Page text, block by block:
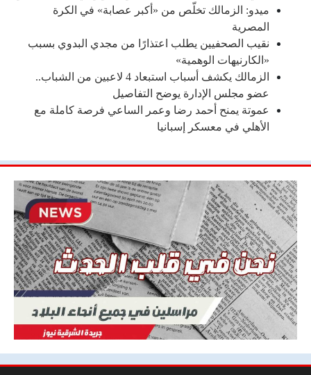
ميدو: الزمالك تخلّص من «أكبر عصابة» في الكرة
المصرية
نقيب الصحفيين يطلب اعتذارًا من مجدي البدوي بسبب
«الكارنيهات الوهمية»
الزمالك يكشف أسباب استبعاد 4 لاعبين من الشباب..
عضو مجلس الإدارة يوضح التفاصيل
عموتة يمنح أحمد رضا وعمر الساعي فرصة كاملة مع
الأهلي في معسكر إسبانيا